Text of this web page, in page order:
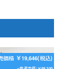
価格 ￥19,646(税込)